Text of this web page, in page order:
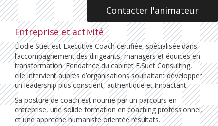
Contacter l'animateur
Entreprise et activité
Élodie Suet est Executive Coach certifiée, spécialisée dans
l’accompagnement des dirigeants, managers et équipes en
transformation. Fondatrice du cabinet E.Suet Consulting,
elle intervient auprès d’organisations souhaitant développer
un leadership plus conscient, authentique et impactant.
Sa posture de coach est nourrie par un parcours en
entreprise, une solide formation en coaching professionnel,
et une approche humaniste orientée résultats.